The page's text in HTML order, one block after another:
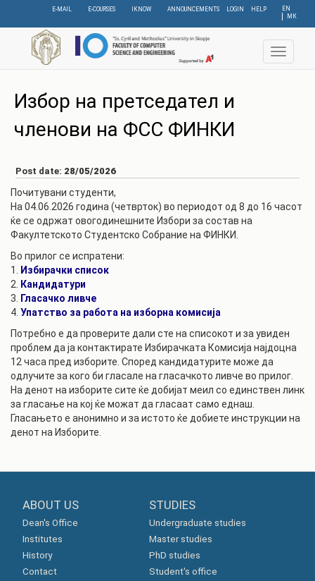
content
EN
МК
E-MAIL E-COURSES IKNOW ANNOUNCEMENTS LOGIN HELP
Toggle
Избор на претседател и
членови на ФСС ФИНКИ
Post date: 28/05/2026
Почитувани студенти,
На 04.06.2026 година (четврток) во периодот од 8 до 16 часот
ќе се одржат овогодинешните Избори за состав на
Факултетското Студентско Собрание на ФИНКИ.
Во прилог се испратени:
1.
Избирачки список
2.
Кандидатури
3.
Гласачко ливче
4. Упатство за работа на изборна комисија
Потребно е да проверите дали сте на списокот и за увиден
проблем да ја контактирате Избирачката Комисија најдоцна
12 часа пред изборите. Според кандидатурите може да
одлучите за кого би гласале на гласачкото ливче во прилог.
На денот на изборите сите ќе добијат меил со единствен линк
за гласање на кој ќе можат да гласаат само еднаш.
Гласањето е анонимно и за истото ќе добиете инструкции на
денот на Изборите.
ABOUT US
Dean's Office
Institutes
History
Contact
STUDIES
Undergraduate studies
Master studies
PhD studies
Student's office